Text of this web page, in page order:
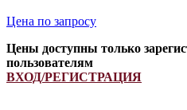
Цена по запросу
Цены доступны только
пользователям
ВХОД/РЕГИСТРАЦИЯ